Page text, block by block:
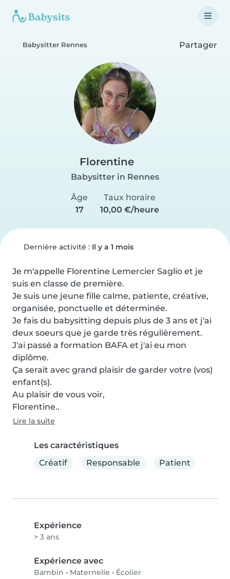
Babysitter Rennes Partager
Florentine
Babysitter in Rennes
Âge
17
Taux horaire
10,00 €/heure
Dernière activité : Il y a 1 mois
Je m'appelle Florentine Lemercier Saglio et je
suis en classe de première.
Je suis une jeune fille calme, patiente, créative,
organisée, ponctuelle et déterminée.
Je fais du babysitting depuis plus de 3 ans et j'ai
deux soeurs que je garde très régulièrement.
J'ai passé a formation BAFA et j'ai eu mon
diplôme.
Ça serait avec grand plaisir de garder votre (vos)
enfant(s).
Au plaisir de vous voir,
Florentine..
Lire la suite
Les caractéristiques
Créatif
Responsable Patient
Expérience
> 3 ans
Expérience avec
Bambin • Maternelle • Écolier